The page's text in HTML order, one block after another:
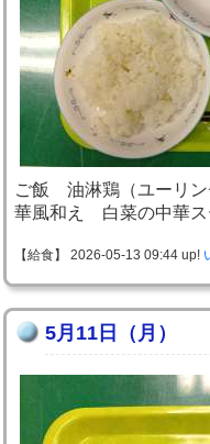
ご飯 油淋鶏（ユーリン
華風和え 白菜の中華ス
【給食】 2026-05-13 09:44 up!
5月11日（月）